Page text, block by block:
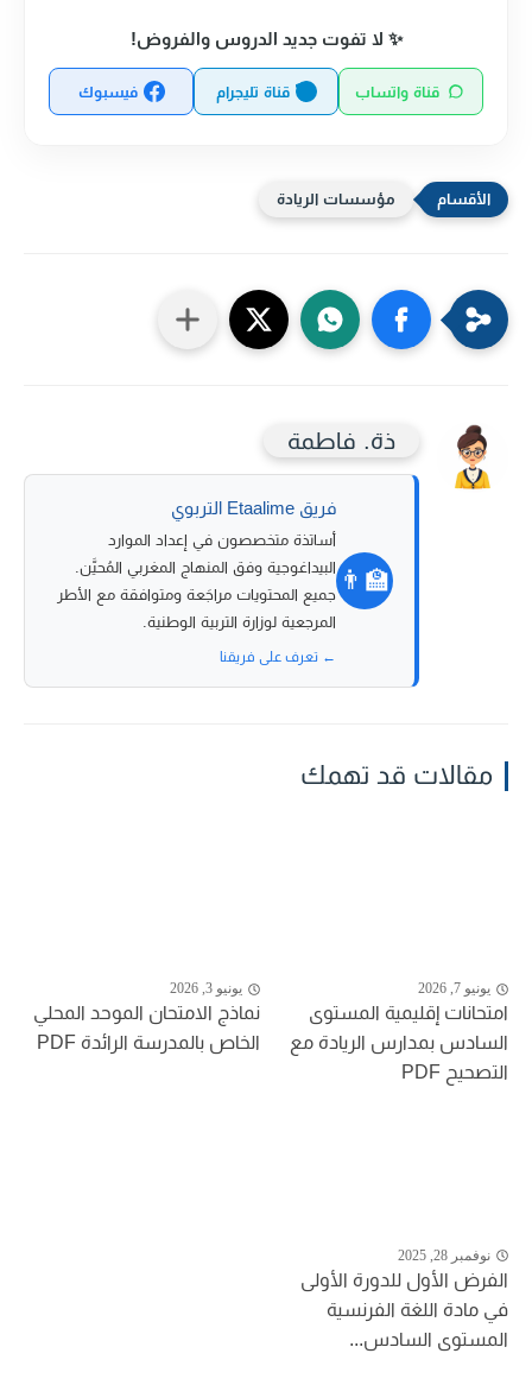
✨ لا تفوت جديد الدروس والفروض!
قناة واتساب قناة تليجرام فيسبوك
مؤسسات الريادة
ذة. فاطمة
👨‍🏫
فريق Etaalime التربوي
أساتذة متخصصون في إعداد الموارد
البيداغوجية وفق المنهاج المغربي المُحيَّن.
جميع المحتويات مراجَعة ومتوافقة مع الأطر
المرجعية لوزارة التربية الوطنية.
← تعرف على فريقنا
مقالات قد تهمك
يونيو 7, 2026
امتحانات إقليمية المستوى
السادس بمدارس الريادة مع
التصحيح PDF
يونيو 3, 2026
نماذج الامتحان الموحد المحلي
الخاص بالمدرسة الرائدة PDF
نوفمبر 28, 2025
الفرض الأول للدورة الأولى
في مادة اللغة الفرنسية
المستوى السادس...